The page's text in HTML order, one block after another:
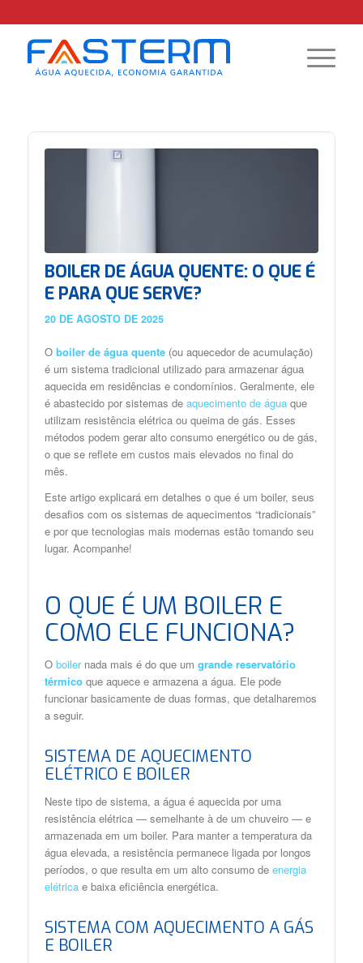
BOILER DE ÁGUA QUENTE: O QUE É
E PARA QUE SERVE?
20 DE AGOSTO DE 2025
O boiler de água quente(ou aquecedor de acumulação)
é um sistema tradicional utilizado para armazenar água
aquecida em residências e condomínios. Geralmente, ele
é abastecido por sistemas de aquecimento de águaque
utilizam resistência elétrica ou queima de gás. Esses
métodos podem gerar alto consumo energético ou de gás,
o que se reflete em custos mais elevados no final do
mês.
Este artigo explicará em detalhes o que é um boiler, seus
desafios com os sistemas de aquecimentos “tradicionais”
e por que tecnologias mais modernas estão tomando seu
lugar. Acompanhe!
O QUE É UM BOILER E
COMO ELE FUNCIONA?
O boilernada mais é do que um grande reservatório
térmicoque aquece e armazena a água. Ele pode
funcionar basicamente de duas formas, que detalharemos
a seguir.
SISTEMA DE AQUECIMENTO
ELÉTRICO E BOILER
Neste tipo de sistema, a água é aquecida por uma
resistência elétrica — semelhante à de um chuveiro — e
armazenada em um boiler. Para manter a temperatura da
água elevada, a resistência permanece ligada por longos
períodos, o que resulta em um alto consumo de energia
elétricae baixa eficiência energética.
SISTEMA COM AQUECIMENTO A GÁS
E BOILER